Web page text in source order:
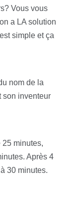
Vous vous
a LA solution
simple et ça
nom de la
son inventeur
minutes,
Après 4
30 minutes.